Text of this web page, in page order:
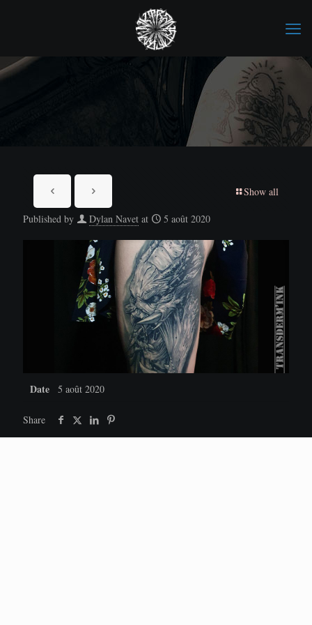
Show all
Published by Dylan Navet at 5 août 2020
Date 5 août 2020
Share